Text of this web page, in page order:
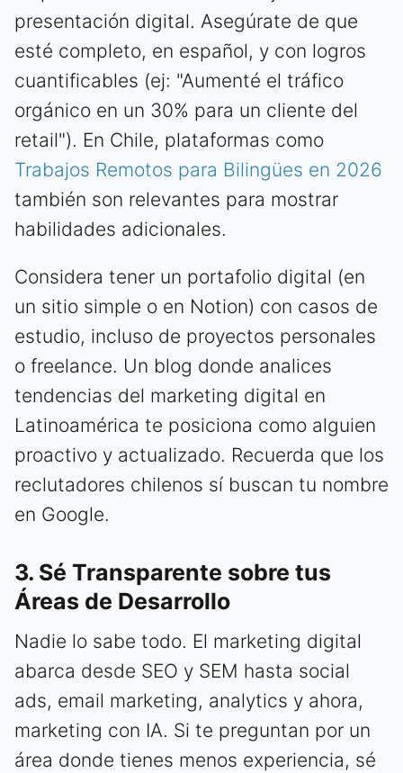
presentación digital. Asegúrate de que
esté completo, en español, y con logros
cuantificables (ej: "Aumenté el tráfico
orgánico en un 30% para un cliente del
retail"). En Chile, plataformas como
Trabajos Remotos para Bilingües en 2026
también son relevantes para mostrar
habilidades adicionales.
Considera tener un portafolio digital (en
un sitio simple o en Notion) con casos de
estudio, incluso de proyectos personales
o freelance. Un blog donde analices
tendencias del marketing digital en
Latinoamérica te posiciona como alguien
proactivo y actualizado. Recuerda que los
reclutadores chilenos sí buscan tu nombre
en Google.
3. Sé Transparente sobre tus
Áreas de Desarrollo
Nadie lo sabe todo. El marketing digital
abarca desde SEO y SEM hasta social
ads, email marketing, analytics y ahora,
marketing con IA. Si te preguntan por un
área donde tienes menos experiencia, sé